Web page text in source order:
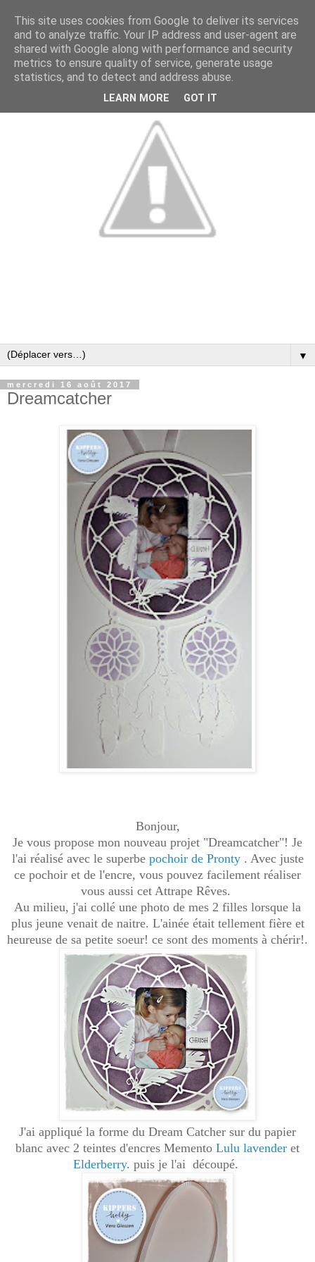
▼
mercredi 16 août 2017
Dreamcatcher
Bonjour,
Je vous propose mon nouveau projet "Dreamcatcher"! Je
l'ai réalisé avec le superbe pochoir de Pronty. Avec juste
ce pochoir et de l'encre, vous pouvez facilement réaliser
vous aussi cet Attrape Rêves.
Au milieu, j'ai collé une photo de mes 2 filles lorsque la
plus jeune venait de naitre. L'ainée était tellement fière et
heureuse de sa petite soeur! ce sont des moments à chérir!.
J'ai appliqué la forme du Dream Catcher sur du papier
blanc avec 2 teintes d'encres Memento Lulu lavender et
Elderberry. puis je l'ai découpé.
This site uses cookies from Google to deliver its services
and to analyze traffic. Your IP address and user-agent are
shared with Google along with performance and security
metrics to ensure quality of service, generate usage
statistics, and to detect and address abuse.
LEARN MORE GOT IT